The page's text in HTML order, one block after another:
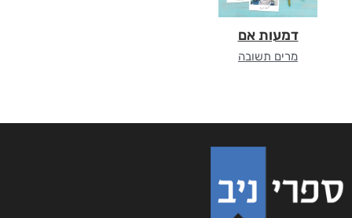
דמעות אם
מרים תשובה